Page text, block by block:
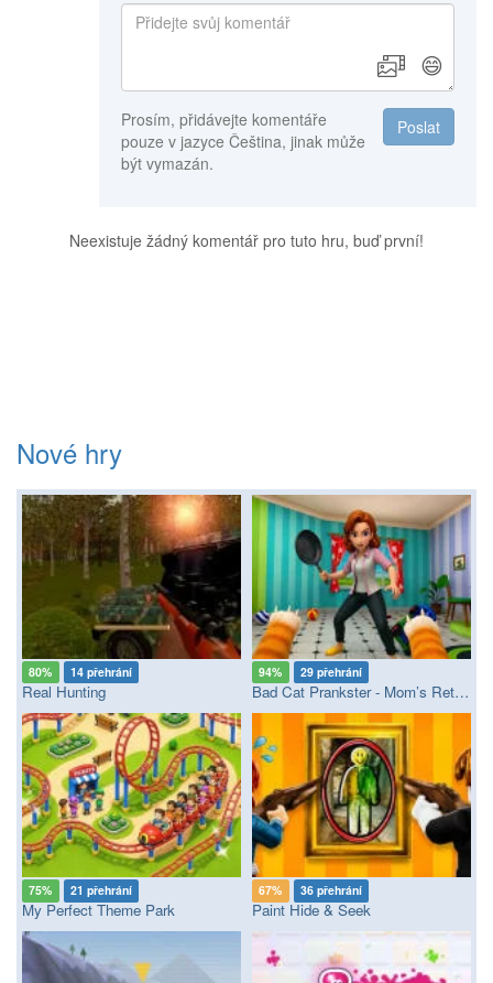
😄
Poslat
Prosím, přidávejte komentáře
pouze v jazyce Čeština, jinak může
být vymazán.
Neexistuje žádný komentář pro tuto hru, buď první!
Nové hry
80% 14 přehrání
Real Hunting
94% 29 přehrání
Bad Cat Prankster - Mom’s Return
75% 21 přehrání
My Perfect Theme Park
67% 36 přehrání
Paint Hide & Seek